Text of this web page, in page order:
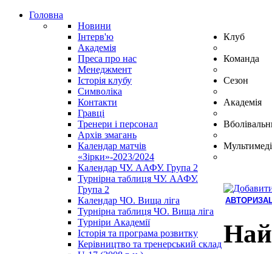
Головна
Новини
Інтерв'ю
Академія
Преса про нас
Клуб
Менеджмент
Історія клубу
Символіка
Контакти
Команда
Гравці
Тренери і персонал
Архів змагань
Сезон
Календар матчів
«Зірки»-2023/2024
Календар ЧУ. ААФУ. Група 2
Турнірна таблиця ЧУ. ААФУ.
Група 2
Календар ЧО. Вища ліга
Турнірна таблиця ЧО. Вища ліга
Академія
Турніри Академії
Історія та програма розвитку
Керівництво та тренерський склад